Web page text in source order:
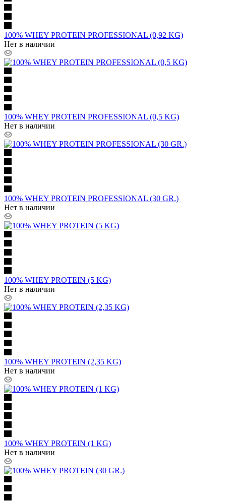
100% WHEY PROTEIN PROFESSIONAL (0,92 KG)
Нет в наличии
100% WHEY PROTEIN PROFESSIONAL (0,5 KG)
Нет в наличии
100% WHEY PROTEIN PROFESSIONAL (30 GR.)
Нет в наличии
100% WHEY PROTEIN (5 KG)
Нет в наличии
100% WHEY PROTEIN (2,35 KG)
Нет в наличии
100% WHEY PROTEIN (1 KG)
Нет в наличии